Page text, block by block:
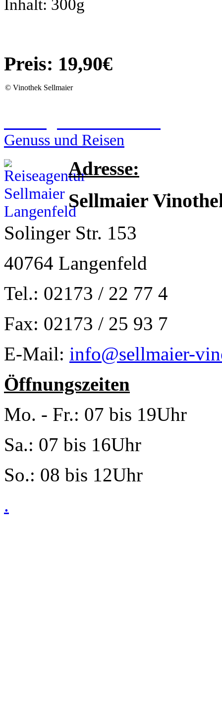
Inhalt: 300g
Preis: 19,90€
© Vinothek Sellmaier
Genuss und Reisen
Adresse:
Sellmaier
Solinger Str. 153
40764 Langenfeld
Tel.: 02173 / 22 77 4
Fax: 02173 / 25 93 7
E-Mail: info@sellmaier-
Öffnungszeiten
Mo. - Fr.: 07 bis 19Uhr
Sa.: 07 bis 16Uhr
So.: 08 bis 12Uhr
.